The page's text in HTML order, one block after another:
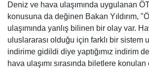
Deniz ve hava ulaşımında uygulanan
konusuna da değinen Bakan Yıldırım,
ulaşımında yanlış bilinen bir olay var.
uluslararası olduğu için farklı bir sistem
indirime gidildi diye yaptığımız indirim
hava ulaşımı sırasında biletlere